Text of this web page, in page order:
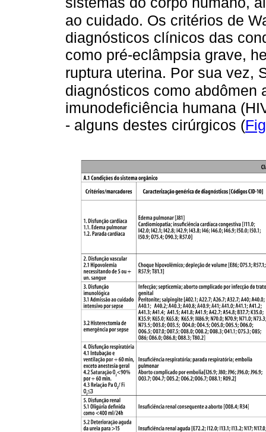
ao cuidado. Os critérios de
diagnósticos clínicos das
como pré-eclâmpsia grave,
ruptura uterina. Por sua vez,
diagnósticos como abdômen
imunodeficiência humana
- alguns destes cirúrgicos (